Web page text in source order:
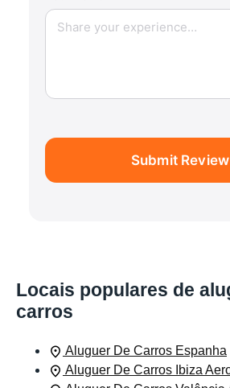
Submit Review
Locais populares de
carros
Aluguer De Carros Espanha
Aluguer De Carros Ibiza